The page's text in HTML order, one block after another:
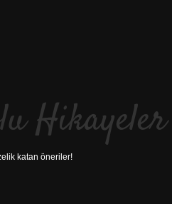
Hikayeler
katan öneriler!